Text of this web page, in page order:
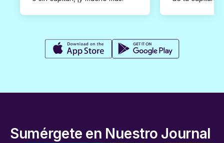
Sumérgete en Nuestro Journal